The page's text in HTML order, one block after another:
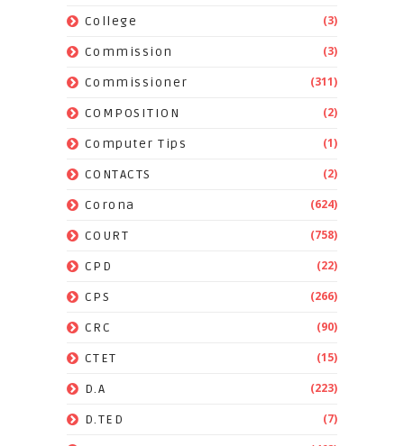
College (3)
Commission (3)
Commissioner (311)
COMPOSITION (2)
Computer Tips (1)
CONTACTS (2)
Corona (624)
COURT (758)
CPD (22)
CPS (266)
CRC (90)
CTET (15)
D.A (223)
D.TED (7)